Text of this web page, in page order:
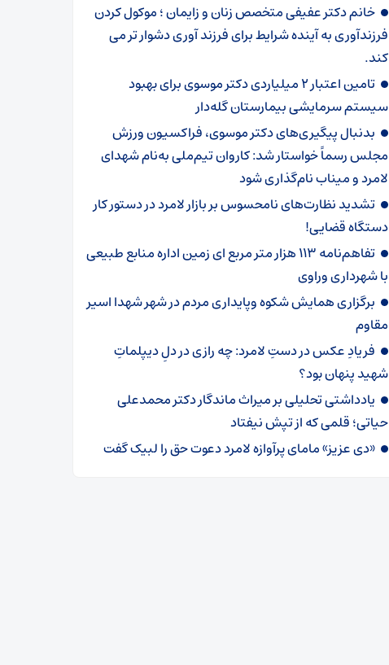
خانم دکتر عفیفی متخصص زنان و زایمان ؛ موکول کردن
فرزندآوری به آینده شرایط برای فرزند آوری دشوار تر می
کند.
تامین اعتبار ۲ میلیاردی دکتر موسوی برای بهبود
سیستم سرمایشی بیمارستان گله‌دار ‌
بدنبال پیگیری‌های دکتر موسوی، فراکسیون ورزش
مجلس رسماً خواستار شد: کاروان تیم‌ملی به‌نام شهدای
لامرد و میناب نام‌گذاری شود
تشدید نظارت‌های نامحسوس بر بازار لامرد در دستور کار
دستگاه قضایی!
تفاهم‌نامه ۱۱۳ هزار متر مربع ای زمین اداره منابع طبیعی
با شهرداری وراوی
برگزاری همایش شکوه وپایداری مردم در شهر شهدا اسیر
مقاوم
فریادِ عکس در دستِ لامرد: چه رازی در دلِ دیپلماتِ
شهید پنهان بود؟
یادداشتی تحلیلی بر میراث ماندگار دکتر محمدعلی
حیاتی؛ قلمی که از تپش نیفتاد
«دی عزیز» مامای پرآوازه لامرد دعوت حق را لبیک گفت